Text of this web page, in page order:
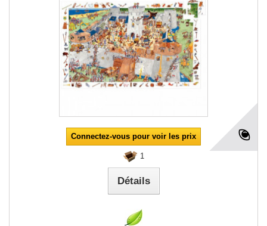
Connectez-vous pour voir les prix
1
Détails